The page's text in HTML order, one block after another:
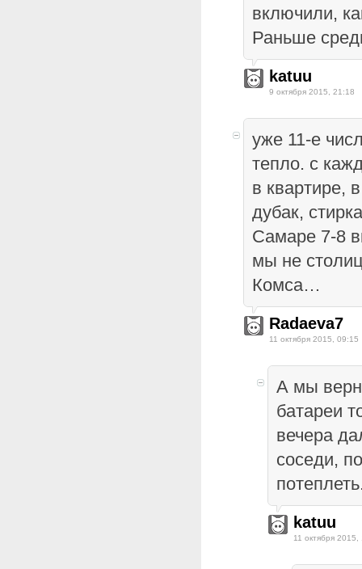
включили,
Раньше
katuu
9 октября 2015, 21:18
уже 11-е
тепло. с
в квартире,
дубак,
Самаре 7-8
мы не
Комса…
Radaeva7
11 октября 2015, 09:15
А мы
батареи
вечера
соседи,
katuu
11 октября 2015,